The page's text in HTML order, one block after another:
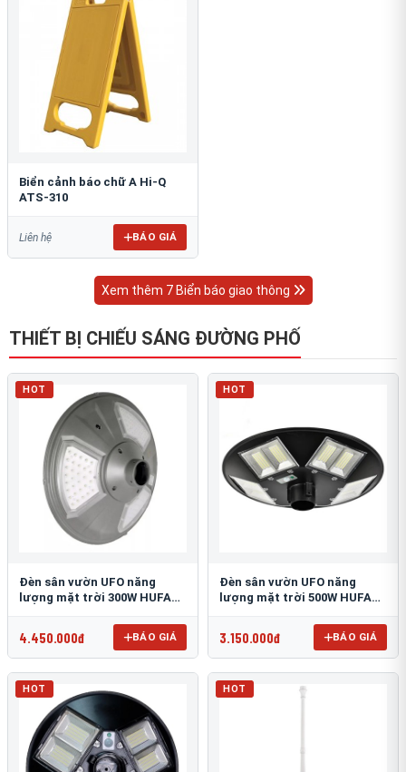
Biển cảnh báo chữ A Hi-Q
ATS-310
Liên hệ BÁO GIÁ
Xem thêm 7 Biển báo giao thông
THIẾT BỊ CHIẾU SÁNG ĐƯỜNG PHỐ
HOT
Đèn sân vườn UFO năng
lượng mặt trời 300W HUFA
4.450.000đ BÁO GIÁ
HOT
Đèn sân vườn UFO năng
lượng mặt trời 500W HUFA
3.150.000đ BÁO GIÁ
HOT HOT